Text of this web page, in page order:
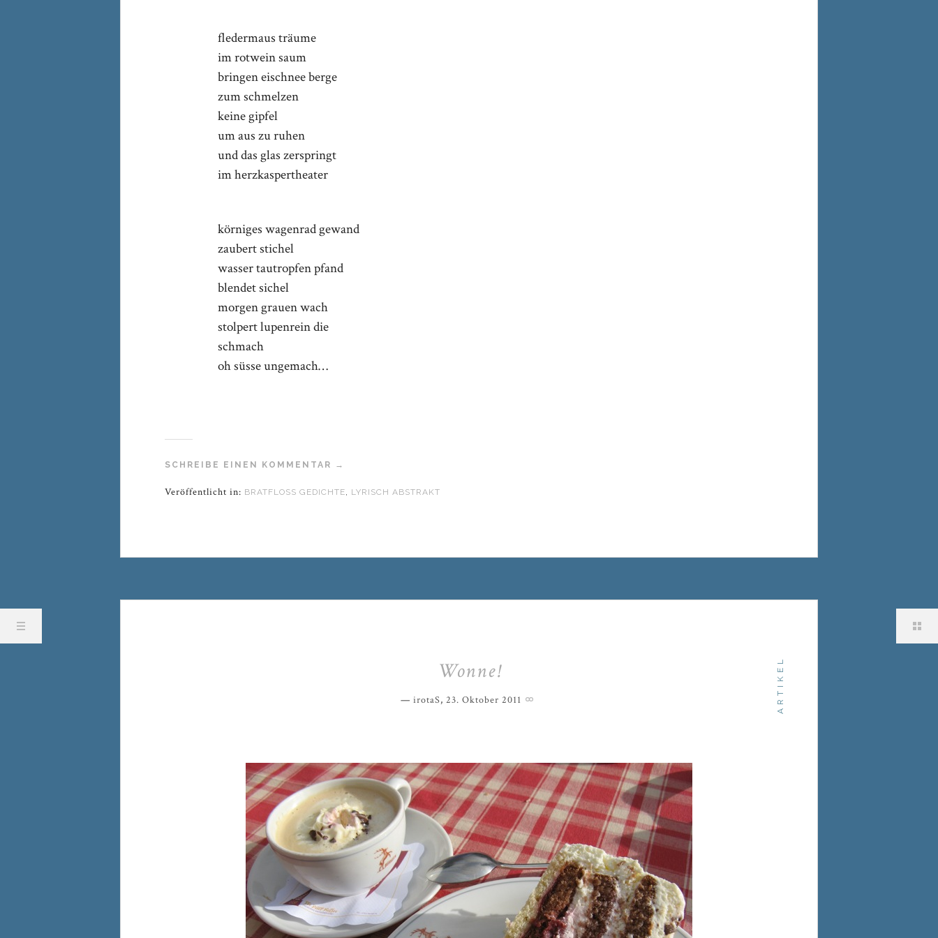
fledermaus träume
im rotwein saum
bringen eischnee berge
zum schmelzen
keine gipfel
um aus zu ruhen
und das glas zerspringt
im herzkaspertheater
körniges wagenrad gewand
zaubert stichel
wasser tautropfen pfand
blendet sichel
morgen grauen wach
stolpert lupenrein die
schmach
oh süsse ungemach…
SCHREIBE EINEN KOMMENTAR →
Veröffentlicht in: BRATFLOSS GEDICHTE, LYRISCH ABSTRAKT
ARTIKEL
Wonne!
irotaS, 23. Oktober 2011